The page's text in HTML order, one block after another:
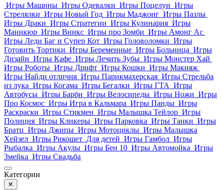
Игры Машины Игры Одевалки Игры Поцелуи Игры
Стрелялки Игры Новый Год Игры Маджонг Игры Пазлы
Игры Драки Игры Стратегии Игры Кулинария Игры
Маникюр Игры Винкс Игры про Зомби Игры Амонг Ас
Игры Леди Баг и Супер Кот Игры Головоломки Игры
Готовить Тортики Игры Беременные Игры Больница Игры
Дизайн Игры Кафе Игры Лечить Зубы Игры Монстер Хай
Игры Роботы Игры Дрифт Игры Кошки Игры Макияж
Игры Найди отличия Игры Парикмахерская Игры Стрельба
из лука Игры Когама Игры Бегалки Игры ГТА Игры
Автобусы Игры Барби Игры Велосипеды Игры Ножи Игры
Про Космос Игры Игра в Кальмара Игры Панды Игры
Раскраски Игры Стикмен Игры Малышка Тейлор Игры
Полиция Игры Кликеры Игры Парковка Игры Танки Игры
Братц Игры Джипы Игры Мотоциклы Игры Малышка
Хейзел Игры Рикошет Для детей Игры Гамбол Игры
Рыбалка Игры Акулы Игры Бен 10 Игры Автомойка Игры
Змейка Игры Свадьба
Категории
✕